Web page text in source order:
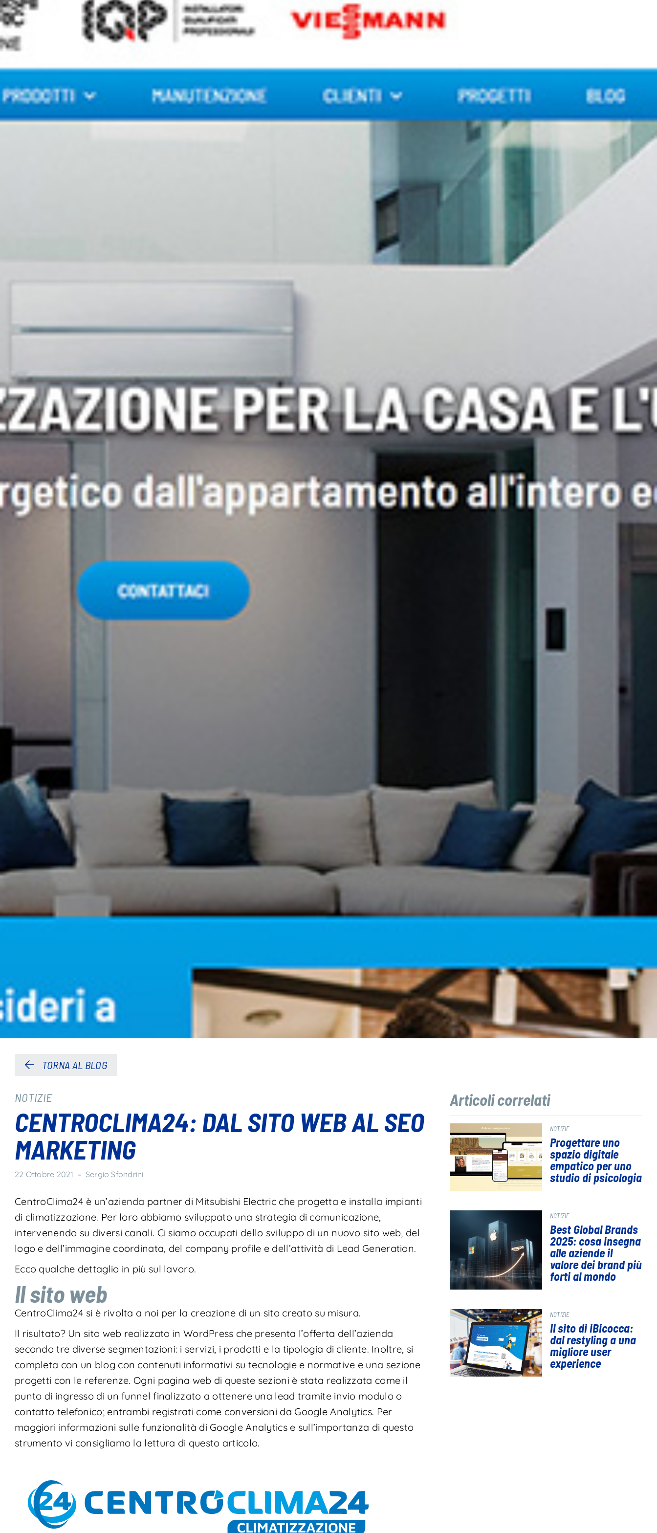
TORNA AL BLOG
NOTIZIE
CENTROCLIMA24: DAL SITO WEB AL SEO
MARKETING
22 Ottobre 2021 – Sergio Sfondrini
CentroClima24 è un’azienda partner di Mitsubishi Electric che progetta e installa impianti
di climatizzazione. Per loro abbiamo sviluppato una strategia di comunicazione,
intervenendo su diversi canali. Ci siamo occupati dello sviluppo di un nuovo sito web, del
logo e dell’immagine coordinata, del company profile e dell’attività di Lead Generation.
Ecco qualche dettaglio in più sul lavoro.
Il sito web
CentroClima24 si è rivolta a noi per la creazione di un sito creato su misura.
Il risultato? Un sito web realizzato in WordPress che presenta l’offerta dell’azienda
secondo tre diverse segmentazioni: i servizi, i prodotti e la tipologia di cliente. Inoltre, si
completa con un blog con contenuti informativi su tecnologie e normative e una sezione
progetti con le referenze. Ogni pagina web di queste sezioni è stata realizzata come il
punto di ingresso di un funnel finalizzato a ottenere una lead tramite invio modulo o
contatto telefonico; entrambi registrati come conversioni da Google Analytics. Per
maggiori informazioni sulle funzionalità di Google Analytics e sull’importanza di questo
strumento vi consigliamo la lettura di questo articolo.
Articoli correlati
NOTIZIE
Progettare uno
spazio digitale
empatico per uno
studio di psicologia
NOTIZIE
Best Global Brands
2025: cosa insegna
alle aziende il
valore dei brand più
forti al mondo
NOTIZIE
Il sito di iBicocca:
dal restyling a una
migliore user
experience